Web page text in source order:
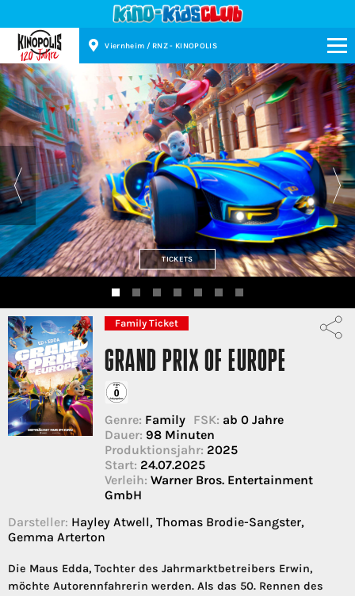
Kinopolis
Viernheim / RNZ - KINOPOLIS
TICKETS
Family Ticket
GRAND PRIX OF EUROPE
Genre: Family FSK: ab 0 Jahre
Dauer: 98 Minuten
Produktionsjahr: 2025
Start: 24.07.2025
Verleih: Warner Bros. Entertainment
GmbH
Darsteller: Hayley Atwell, Thomas Brodie-Sangster,
Gemma Arterton
Die Maus Edda, Tochter des Jahrmarktbetreibers Erwin,
möchte Autorennfahrerin werden. Als das 50. Rennen des